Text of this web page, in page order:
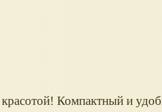
Компактный и